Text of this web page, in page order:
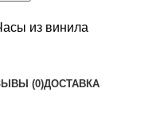
из винила
(0)ДОСТАВКА